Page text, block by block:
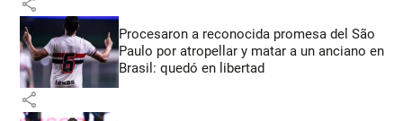
Procesaron a reconocida promesa del São
Paulo por atropellar y matar a un anciano en
Brasil: quedó en libertad
share